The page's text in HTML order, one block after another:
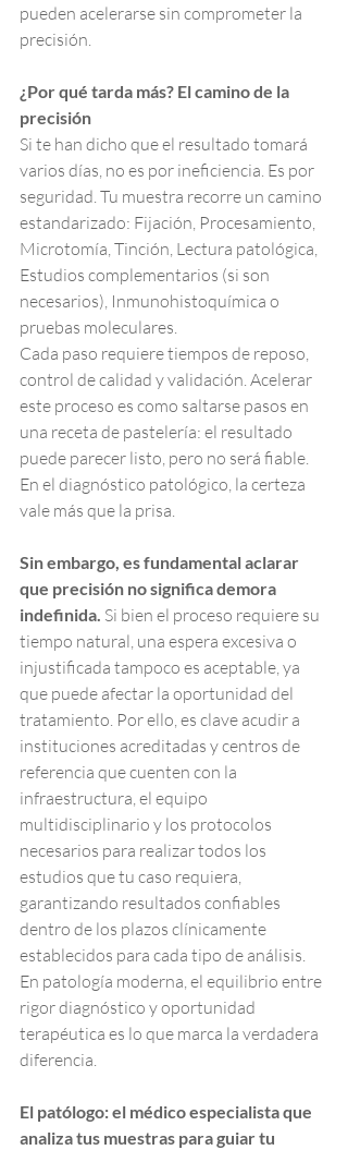
pueden acelerarse sin comprometer la
precisión.
¿Por qué tarda más? El camino de la
precisión
Si te han dicho que el resultado tomará
varios días, no es por ineficiencia. Es por
seguridad. Tu muestra recorre un camino
estandarizado: Fijación, Procesamiento,
Microtomía, Tinción, Lectura patológica,
Estudios complementarios (si son
necesarios), Inmunohistoquímica o
pruebas moleculares.
Cada paso requiere tiempos de reposo,
control de calidad y validación. Acelerar
este proceso es como saltarse pasos en
una receta de pastelería: el resultado
puede parecer listo, pero no será fiable.
En el diagnóstico patológico, la certeza
vale más que la prisa.
Sin embargo, es fundamental aclarar
que precisión no significa demora
indefinida. Si bien el proceso requiere su
tiempo natural, una espera excesiva o
injustificada tampoco es aceptable, ya
que puede afectar la oportunidad del
tratamiento. Por ello, es clave acudir a
instituciones acreditadas y centros de
referencia que cuenten con la
infraestructura, el equipo
multidisciplinario y los protocolos
necesarios para realizar todos los
estudios que tu caso requiera,
garantizando resultados confiables
dentro de los plazos clínicamente
establecidos para cada tipo de análisis.
En patología moderna, el equilibrio entre
rigor diagnóstico y oportunidad
terapéutica es lo que marca la verdadera
diferencia.
El patólogo: el médico especialista que
analiza tus muestras para guiar tu